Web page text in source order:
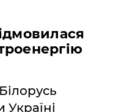
Україні